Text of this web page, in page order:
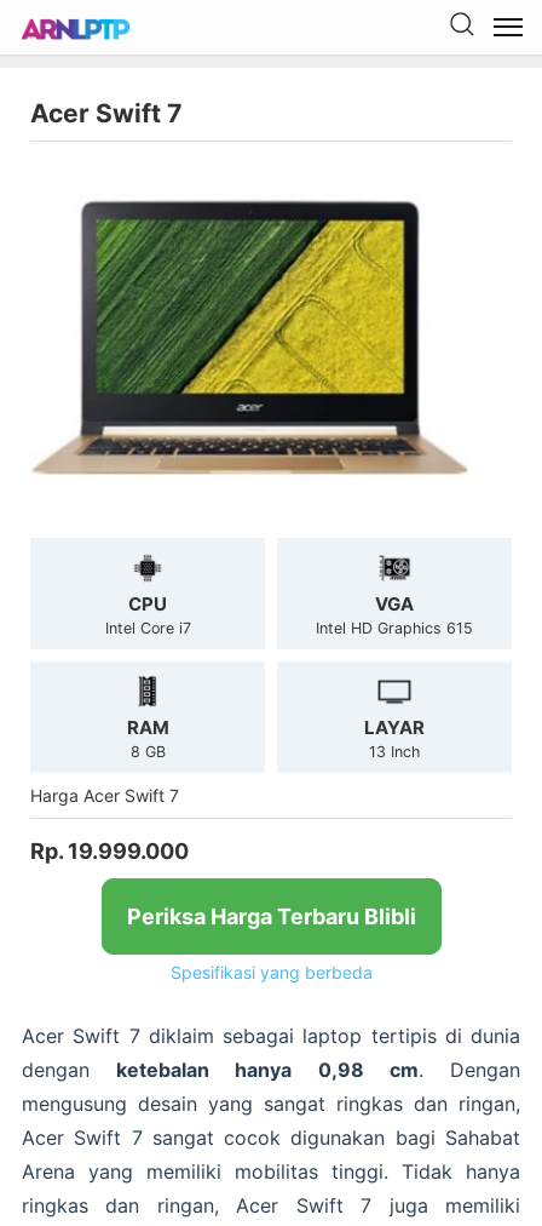
Acer Swift 7
CPU
Intel Core i7
VGA
Intel HD Graphics 615
RAM
8 GB
LAYAR
13 Inch
Harga Acer Swift 7
Rp. 19.999.000
Periksa Harga Terbaru Blibli
Spesifikasi yang berbeda
Acer Swift 7 diklaim sebagai laptop tertipis di dunia
dengan ketebalan hanya 0,98 cm. Dengan
mengusung desain yang sangat ringkas dan ringan,
Acer Swift 7 sangat cocok digunakan bagi Sahabat
Arena yang memiliki mobilitas tinggi. Tidak hanya
ringkas dan ringan, Acer Swift 7 juga memiliki